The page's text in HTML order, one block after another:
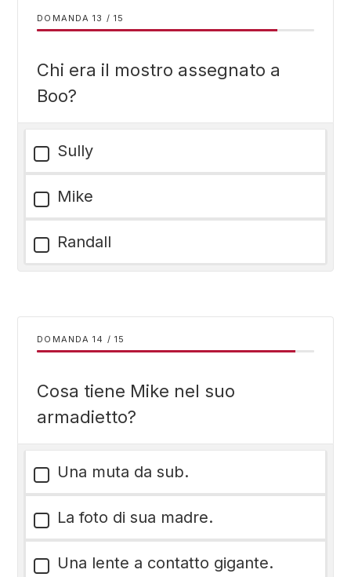
DOMANDA / 15
Chi era il mostro assegnato a
Boo?
Sully
Mike
Randall
DOMANDA / 15
Cosa tiene Mike nel suo
armadietto?
Una muta da sub.
La foto di sua madre.
Una lente a contatto gigante.